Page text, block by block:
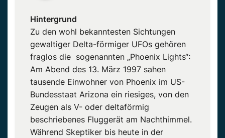
Hintergrund
Zu den wohl bekanntesten Sichtungen
gewaltiger Delta-förmiger UFOs gehören
fraglos die sogenannten „Phoenix Lights“:
Am Abend des 13. März 1997 sahen
tausende Einwohner von Phoenix im US-
Bundesstaat Arizona ein riesiges, von den
Zeugen als V- oder deltaförmig
beschriebenes Fluggerät am Nachthimmel.
Während Skeptiker bis heute in der